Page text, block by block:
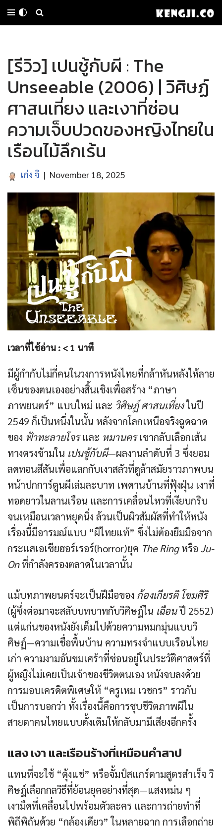
Skip
content
[รีวิว] เปนชู้กับผี : The
Unseeable (2006) | วิศิษฏ์
ศาสนเที่ยง และเงาที่ซ่อน
ความเจ็บปวดของหญิงไทยใน
เรือนไม้ลึกเร้น
เก่ง จิ November 18, 2025
เวลาที่ใช้อ่าน : < 1 นาที
มีผู้กำกับไม่กี่คนในวงการหนังไทยที่กล้าหันหลังให้ลาย
เซ็นของตนเองอย่างสิ้นเชิงเพื่อสร้าง “ภาษา
ภาพยนตร์” แบบใหม่ และ วิศิษฏ์ ศาสนเที่ยงในปี
2549 ก็เป็นหนึ่งในนั้น หลังจากโลกเหนือจริงฉูดฉาด
ของ ฟ้าทะลายโจรและ หมานครเขากลับเลือกเส้น
ทางตรงข้ามใน เปนชู้กับผี—ผลงานลำดับที่ 3 ซึ่งยอม
ลดทอนสีสันเพื่อแลกกับเงาสลัวที่ดูล้าสมัยราวภาพบน
หน้าปกการ์ตูนผีเล่มละบาท เพดานบ้านที่ฟุ้งฝุ่น เงาที่
ทอดยาวในลานเรือน และการเคลื่อนไหวที่เงียบกริบ
จนเหมือนเวลาหยุดนิ่ง ล้วนเป็นผิวสัมผัสที่ทำให้หนัง
เรื่องนี้มีอารมณ์แบบ “ผีไทยแท้” ซึ่งไม่ต้องยืมมือจาก
กระแสเอเซียฮอร์เรอร์(horror)ยุค The Ringหรือ Ju-
Onที่กำลังครองตลาดในเวลานั้น
แม้บทภาพยนตร์จะเป็นฝีมือของ ก้องเกียรติ โขมศิริ
(ผู้ซึ่งต่อมาจะสลับบทบาทกับวิศิษฏ์ใน เฉือนปี 2552)
แต่แก่นของหนังยังเต็มไปด้วยความหมกมุ่นแบบวิ
ศิษฏ์—ความเชื่อพื้นบ้าน ความทรงจำแบบเรือนไทย
เก่า ความงามอันขมเศร้าที่ซ่อนอยู่ในประวัติศาสตร์ที่
ผู้หญิงไม่เคยเป็นเจ้าของชีวิตตนเอง หนังจบลงด้วย
การมอบเครดิตพิเศษให้ “ครูเหม เวชกร” ราวกับ
เป็นการบอกว่า ทั้งเรื่องนี้คือการชุบชีวิตภาพผีใน
สายตาคนไทยแบบดั้งเดิมให้กลับมามีเสียงอีกครั้ง
แสง เงา และเรือนร้างที่เหมือนคำสาป
แทนที่จะใช้ “ตุ้งแช่” หรือจั้มป์สแกร์ตามสูตรสำเร็จ วิ
ศิษฏ์เลือกกลวิธีที่ย้อนยุคอย่างที่สุด—แสงหม่น ๆ
เงามืดที่เคลื่อนไปพร้อมตัวละคร และการถ่ายทำที่
พิถีพิถันด้วย “กล้องเดียว” ในหลายฉาก การเลือกถ่าย